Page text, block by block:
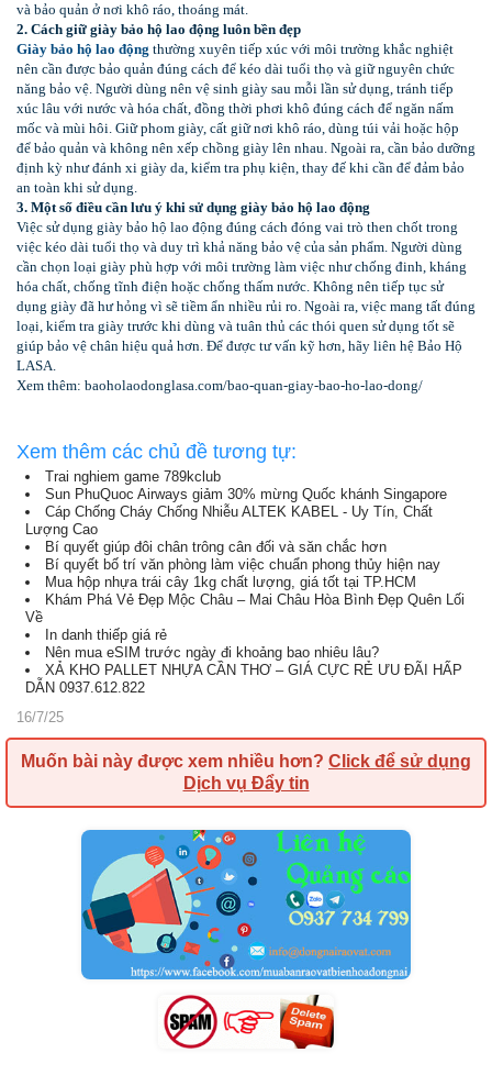
và bảo quản ở nơi khô ráo, thoáng mát.
2. Cách giữ giày bảo hộ lao động luôn bền đẹp
Giày bảo hộ lao động thường xuyên tiếp xúc với môi trường khắc nghiệt
nên cần được bảo quản đúng cách để kéo dài tuổi thọ và giữ nguyên chức
năng bảo vệ. Người dùng nên vệ sinh giày sau mỗi lần sử dụng, tránh tiếp
xúc lâu với nước và hóa chất, đồng thời phơi khô đúng cách để ngăn nấm
mốc và mùi hôi. Giữ phom giày, cất giữ nơi khô ráo, dùng túi vải hoặc hộp
để bảo quản và không nên xếp chồng giày lên nhau. Ngoài ra, cần bảo dưỡng
định kỳ như đánh xi giày da, kiểm tra phụ kiện, thay đế khi cần để đảm bảo
an toàn khi sử dụng.
3. Một số điều cần lưu ý khi sử dụng giày bảo hộ lao động
Việc sử dụng giày bảo hộ lao động đúng cách đóng vai trò then chốt trong
việc kéo dài tuổi thọ và duy trì khả năng bảo vệ của sản phẩm. Người dùng
cần chọn loại giày phù hợp với môi trường làm việc như chống đinh, kháng
hóa chất, chống tĩnh điện hoặc chống thấm nước. Không nên tiếp tục sử
dụng giày đã hư hỏng vì sẽ tiềm ẩn nhiều rủi ro. Ngoài ra, việc mang tất đúng
loại, kiểm tra giày trước khi dùng và tuân thủ các thói quen sử dụng tốt sẽ
giúp bảo vệ chân hiệu quả hơn. Để được tư vấn kỹ hơn, hãy liên hệ Bảo Hộ
LASA.
Xem thêm: baoholaodonglasa.com/bao-quan-giay-bao-ho-lao-dong/
Xem thêm các chủ đề tương tự:
Trai nghiem game 789kclub
Sun PhuQuoc Airways giảm 30% mừng Quốc khánh Singapore
Cáp Chống Cháy Chống Nhiễu ALTEK KABEL - Uy Tín, Chất
Lượng Cao
Bí quyết giúp đôi chân trông cân đối và săn chắc hơn
Bí quyết bố trí văn phòng làm việc chuẩn phong thủy hiện nay
Mua hộp nhựa trái cây 1kg chất lượng, giá tốt tại TP.HCM
Khám Phá Vẻ Đẹp Mộc Châu – Mai Châu Hòa Bình Đẹp Quên Lối
Về
In danh thiếp giá rẻ
Nên mua eSIM trước ngày đi khoảng bao nhiêu lâu?
XẢ KHO PALLET NHỰA CẦN THƠ – GIÁ CỰC RẺ ƯU ĐÃI HẤP
DẪN 0937.612.822
16/7/25
Muốn bài này được xem nhiều hơn? Click để sử dụng
Dịch vụ Đẩy tin